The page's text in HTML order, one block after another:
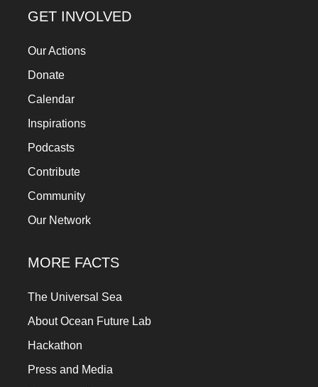
GET INVOLVED
Our Actions
Donate
Calendar
Inspirations
Podcasts
Contribute
Community
Our Network
MORE FACTS
The Universal Sea
About Ocean Future Lab
Hackathon
Press and Media